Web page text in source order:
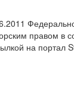
правом в
на портал